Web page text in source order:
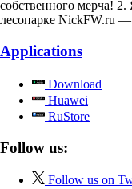
собственного мерча!
лесопарке NickFW.ru
Applications
Download
Huawei
RuStore
Follow us:
Follow us on